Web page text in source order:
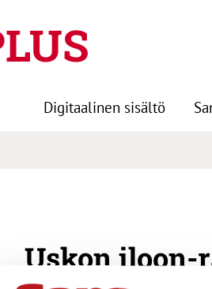
Digitaalinen sisältö
Uskon iloon-